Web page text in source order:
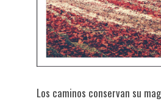
Los caminos conservan su